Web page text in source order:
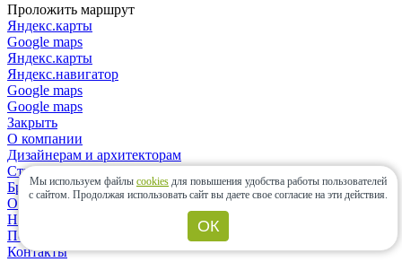
Проложить маршрут
Яндекс.карты
Google maps
Яндекс.карты
Яндекс.навигатор
Google maps
Google maps
Закрыть
О компании
Дизайнерам и архитекторам
Строительным организациям
Бренды
Отзывы
Новости
Политика конфиденциальности
Контакты
Мы используем файлы cookies для повышения удобства работы пользователей
с сайтом. Продолжая использовать сайт вы даете свое согласие на эти действия.
ОК